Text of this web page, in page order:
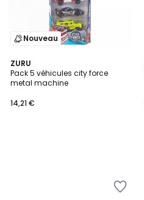
Nouveau
ZURU
Pack 5 véhicules city force
metal machine
14,21 €